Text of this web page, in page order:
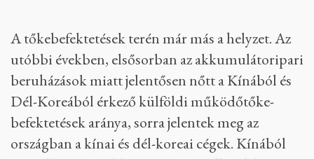
A tőkebefektetések terén már más a helyzet. Az
utóbbi években, elsősorban az akkumulátoripari
beruházások miatt jelentősen nőtt a Kínából és
Dél-Koreából érkező külföldi működőtőke-
befektetések aránya, sorra jelentek meg az
országban a kínai és dél-koreai cégek. Kínából